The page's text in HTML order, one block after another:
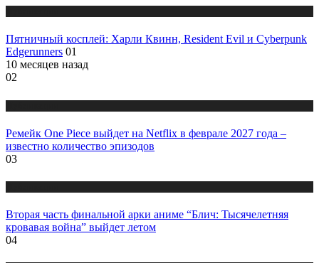
Пятничный косплей: Харли Квинн, Resident Evil и Cyberpunk
Edgerunners 01
10 месяцев назад
02
Ремейк One Piece выйдет на Netflix в феврале 2027 года –
известно количество эпизодов
03
Вторая часть финальной арки аниме “Блич: Тысячелетняя
кровавая война” выйдет летом
04